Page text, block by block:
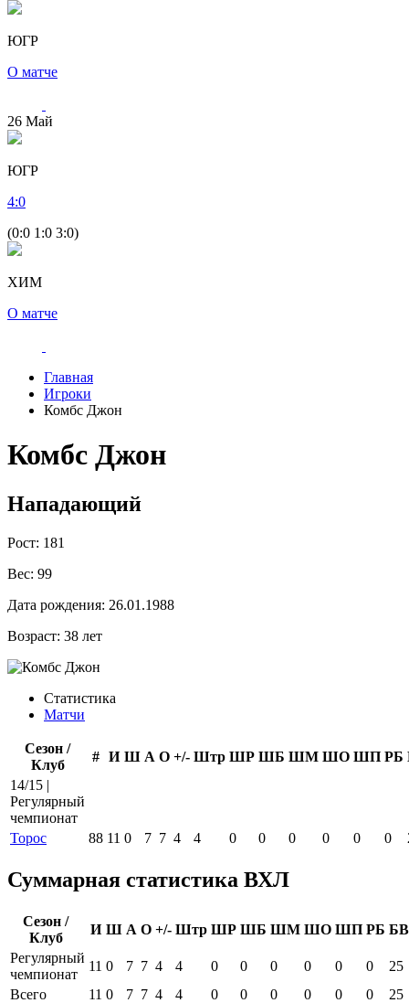
ЮГР
О матче
26 Май
ЮГР
4:0
(0:0 1:0 3:0)
ХИМ
О матче
Главная
Игроки
Комбс Джон
Комбс Джон
Нападающий
Рост: 181
Вес: 99
Дата рождения: 26.01.1988
Возраст: 38 лет
Статистика
Матчи
Сезон /
Клуб
# И Ш А О +/- Штр ШР ШБ ШМ ШО ШП РБ
14/15 |
Регулярный
чемпионат
Торос
88 11 0 7 7 4 4 0 0 0 0 0 0
Суммарная статистика ВХЛ
Сезон /
Клуб
И Ш А О +/- Штр ШР ШБ ШМ ШО ШП РБ БВ
Регулярный
чемпионат
11 0 7 7 4 4 0 0 0 0 0 0
25
Всего
11 0 7 7 4 4 0 0 0 0 0 0
25